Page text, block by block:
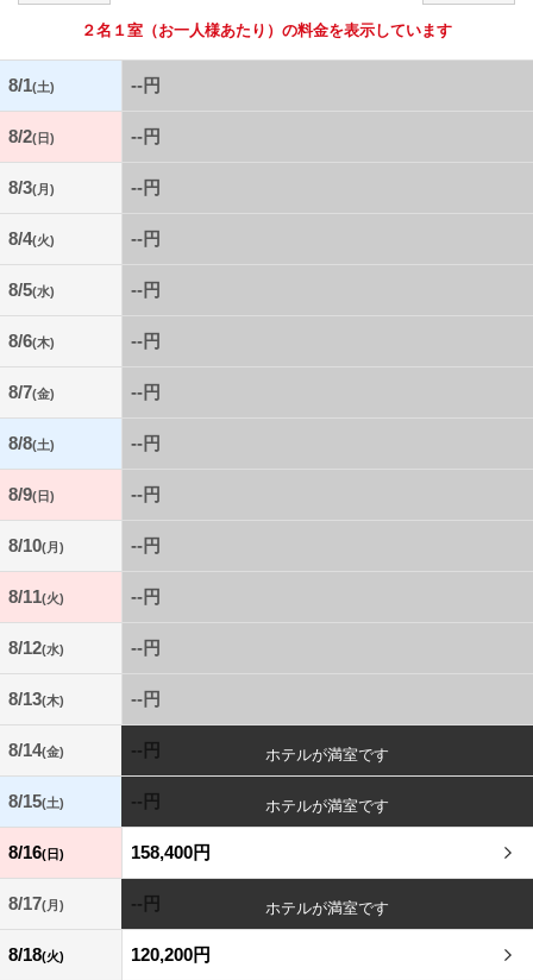
２名１室 （お一人様あたり）の料金を表示しています
8/1(土) --円
8/2(日) --円
8/3(月) --円
8/4(火) --円
8/5(水) --円
8/6(木) --円
8/7(金) --円
8/8(土) --円
8/9(日) --円
8/10(月) --円
8/11(火) --円
8/12(水) --円
8/13(木) --円
8/14(金) --円
8/15(土) --円
8/16(日) 158,400円
8/17(月) --円
8/18(火) 120,200円